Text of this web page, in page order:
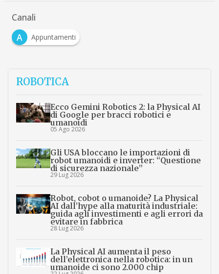
Canali
A
Appuntamenti
ROBOTICA
Ecco Gemini Robotics 2: la Physical AI
di Google per bracci robotici e
umanoidi
05 Ago 2026
Gli USA bloccano le importazioni di
robot umanoidi e inverter: “Questione
di sicurezza nazionale”
29 Lug 2026
Robot, cobot o umanoide? La Physical
AI dall’hype alla maturità industriale:
guida agli investimenti e agli errori da
evitare in fabbrica
28 Lug 2026
La Physical AI aumenta il peso
dell’elettronica nella robotica: in un
umanoide ci sono 2.000 chip